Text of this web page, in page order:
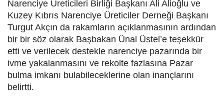
Narenciye Üreticileri Birliği Başkanı Ali Alioğlu ve
Kuzey Kıbrıs Narenciye Üreticiler Derneği Başkanı
Turgut Akçın da rakamların açıklanmasının ardından
bir bir söz olarak Başbakan Ünal Üstel’e teşekkür
etti ve verilecek destekle narenciye pazarında bir
ivme yakalanmasını ve rekolte fazlasına Pazar
bulma imkanı bulabileceklerine olan inançlarını
belirtti.